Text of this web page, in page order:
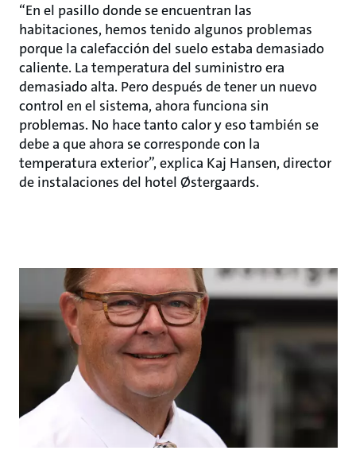
“En el pasillo donde se encuentran las
habitaciones, hemos tenido algunos problemas
porque la calefacción del suelo estaba demasiado
caliente. La temperatura del suministro era
demasiado alta. Pero después de tener un nuevo
control en el sistema, ahora funciona sin
problemas. No hace tanto calor y eso también se
debe a que ahora se corresponde con la
temperatura exterior”, explica Kaj Hansen, director
de instalaciones del hotel Østergaards.